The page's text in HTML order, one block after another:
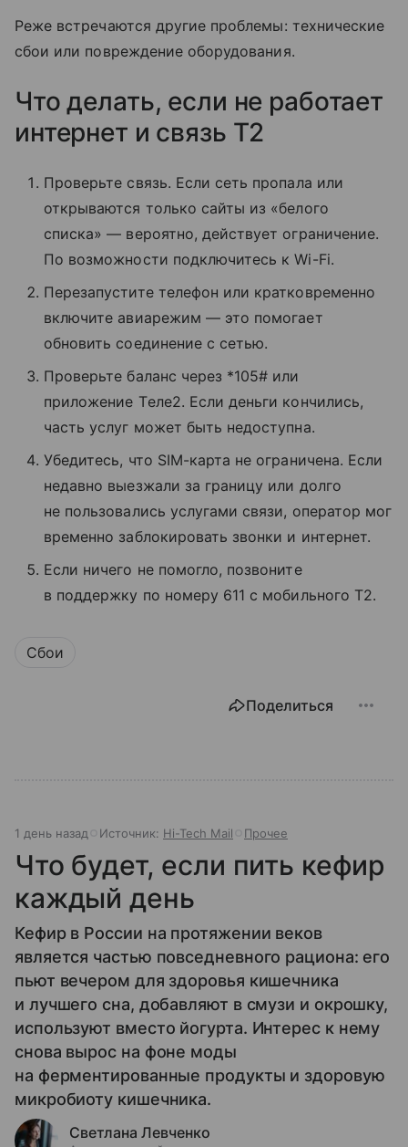
Реже встречаются другие проблемы: технические
сбои или повреждение оборудования.
Что делать, если не работает
интернет и связь T2
Проверьте связь. Если сеть пропала или
открываются только сайты из «белого
списка» — вероятно, действует ограничение.
По возможности подключитесь к Wi-Fi.
Перезапустите телефон или кратковременно
включите авиарежим — это помогает
обновить соединение с сетью.
Проверьте баланс через *105# или
приложение Tеле2. Если деньги кончились,
часть услуг может быть недоступна.
Убедитесь, что SIM-карта не ограничена. Если
недавно выезжали за границу или долго
не пользовались услугами связи, оператор мог
временно заблокировать звонки и интернет.
Если ничего не помогло, позвоните
в поддержку по номеру 611 с мобильного T2.
Сбои
Поделиться
1 день назад Источник: Hi-Tech Mail Прочее
Что будет, если пить кефир
каждый день
Кефир в России на протяжении веков
является частью повседневного рациона: его
пьют вечером для здоровья кишечника
и лучшего сна, добавляют в смузи и окрошку,
используют вместо йогурта. Интерес к нему
снова вырос на фоне моды
на ферментированные продукты и здоровую
микробиоту кишечника.
Светлана Левченко